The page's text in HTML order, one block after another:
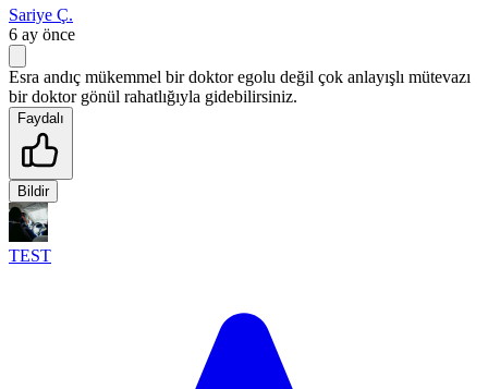
Sariye Ç.
6 ay önce
Esra andıç mükemmel bir doktor egolu değil çok anlayışlı mütevazı
bir doktor gönül rahatlığıyla gidebilirsiniz.
Faydalı
Bildir
TEST